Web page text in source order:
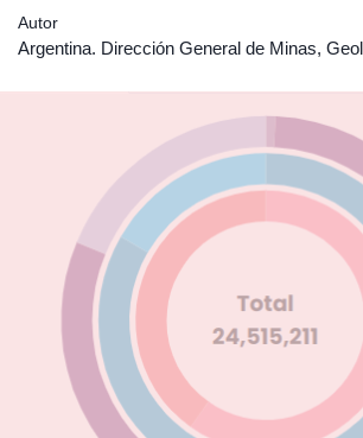
Autor
Argentina. Dirección General de Minas,